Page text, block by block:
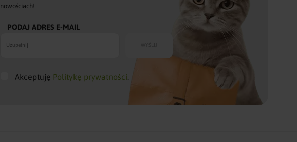
nowościach!
PODAJ ADRES E-MAIL
Akceptuję Politykę prywatności.